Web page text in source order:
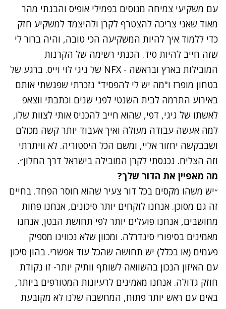
עם משקיעי צמיחה מנוסים בפמילי אופיס והבנתי מהר
מאוד שאני צריכה להצטרף לקרן ולהיצמד למשקיע חזק
כדי ללמוד איך להיות המשקיעה הכי טובה, והיה ברור לי
שזה חייב להיות סיד. הכנתי רשימה של הקרנות
המובילות בארץ ובראשה - NFX של גיגי לוי וייס. ברגע של
בטחון מופרז ו"מה יש לי להפסיד" נזכרתי שפגשתי אותם
באירוע התרמה לבית השנטי לפני שנים וכתבתי ווצאפ
לאשתו של גיגי, דפי, שהוא חייב להכניס אותי לצוות שלו,
למה אעשה עבודה מעולה ואיך אעבוד יותר קשה מכולם
ושבבקשה יחזור אליי, ומשם הכל היסטוריה. לא וויתרתי
וזה הצליח. נכנסתי לקרן המובילה בישראל דרך החלון״.
מה מאפיין את הדור שלך?
״יש משהו מקסים בכל דור צעיר שהוא חוסר הפחד. בחיים
זה גם מסוכן. אנחנו לוקחים יותר סיכונים, אנחנו פחות
מחושבים, אנחנו פועלים יותר לפי תחושת הבטן, אנחנו
מאמינים בסיפורי סינדרלה. ומכוון שלא נכווינו מספיק
פעמים (או בכלל) יש תחושה שהכל עוד אפשרי. בהון סיכון
עם האיזון הנכון בהשוואה לשותף וותיק יותר- זו נקודת
חוזק גדולה. אנחנו מאמינים לרעיונות המטורפים ביותר,
באים עם ראש יותר פתוח, המחשבה שלנו לא מקובעת